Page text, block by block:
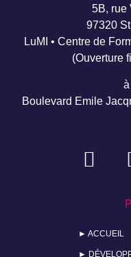
5B, rue
97320
LuMI • Centre de
(Ouverture
Boulevard Emile
► ACCUEIL
►